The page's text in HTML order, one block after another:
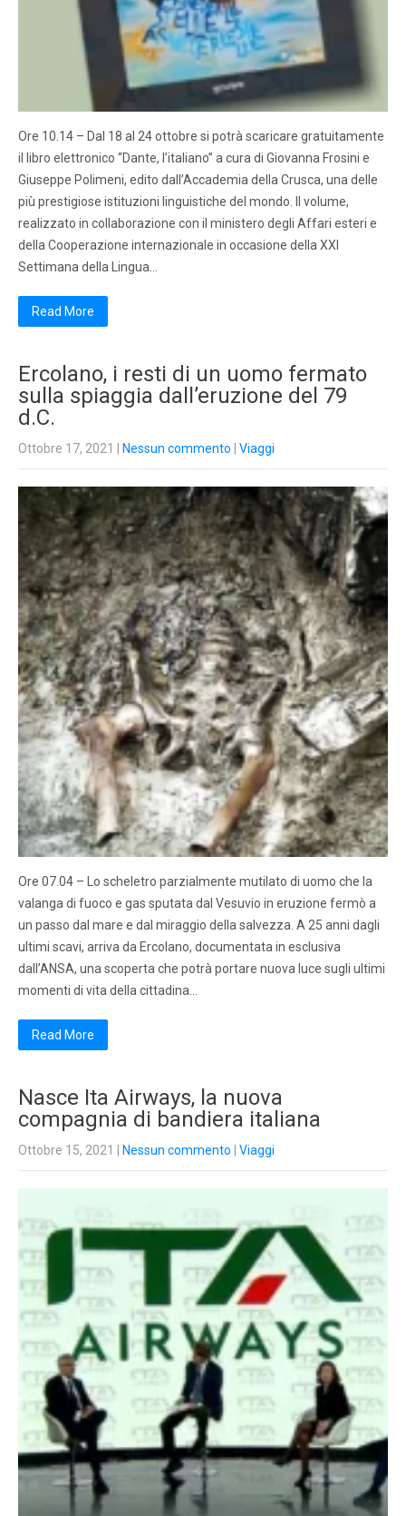
Ore 10.14 – Dal 18 al 24 ottobre si potrà scaricare gratuitamente
il libro elettronico “Dante, l’italiano” a cura di Giovanna Frosini e
Giuseppe Polimeni, edito dall’Accademia della Crusca, una delle
più prestigiose istituzioni linguistiche del mondo. Il volume,
realizzato in collaborazione con il ministero degli Affari esteri e
della Cooperazione internazionale in occasione della XXI
Settimana della Lingua…
Read More
Ercolano, i resti di un uomo fermato
sulla spiaggia dall’eruzione del 79
d.C.
Ottobre 17, 2021 Nessun commento Viaggi
Ore 07.04 – Lo scheletro parzialmente mutilato di uomo che la
valanga di fuoco e gas sputata dal Vesuvio in eruzione fermò a
un passo dal mare e dal miraggio della salvezza. A 25 anni dagli
ultimi scavi, arriva da Ercolano, documentata in esclusiva
dall’ANSA, una scoperta che potrà portare nuova luce sugli ultimi
momenti di vita della cittadina…
Read More
Nasce Ita Airways, la nuova
compagnia di bandiera italiana
Ottobre 15, 2021 Nessun commento Viaggi